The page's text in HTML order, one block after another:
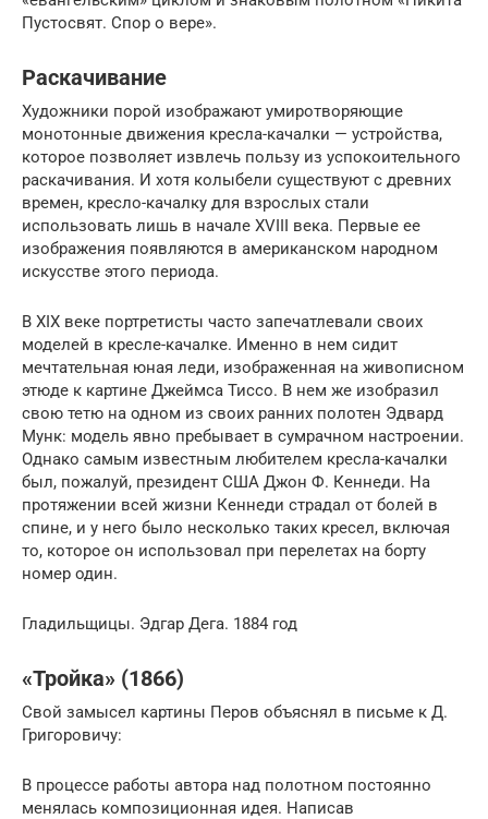
Пустосвят. Спор о вере».
Раскачивание
Художники порой изображают умиротворяющие
монотонные движения кресла-качалки — устройства,
которое позволяет извлечь пользу из успокоительного
раскачивания. И хотя колыбели существуют с древних
времен, кресло-качалку для взрослых стали
использовать лишь в начале XVIII века. Первые ее
изображения появляются в американском народном
искусстве этого периода.
В XIX веке портретисты часто запечатлевали своих
моделей в кресле-качалке. Именно в нем сидит
мечтательная юная леди, изображенная на живописном
этюде к картине Джеймса Тиссо. В нем же изобразил
свою тетю на одном из своих ранних полотен Эдвард
Мунк: модель явно пребывает в сумрачном настроении.
Однако самым известным любителем кресла-качалки
был, пожалуй, президент США Джон Ф. Кеннеди. На
протяжении всей жизни Кеннеди страдал от болей в
спине, и у него было несколько таких кресел, включая
то, которое он использовал при перелетах на борту
номер один.
Гладильщицы. Эдгар Дега. 1884 год
«Тройка» (1866)
Свой замысел картины Перов объяснял в письме к Д.
Григоровичу:
В процессе работы автора над полотном постоянно
менялась композиционная идея. Написав